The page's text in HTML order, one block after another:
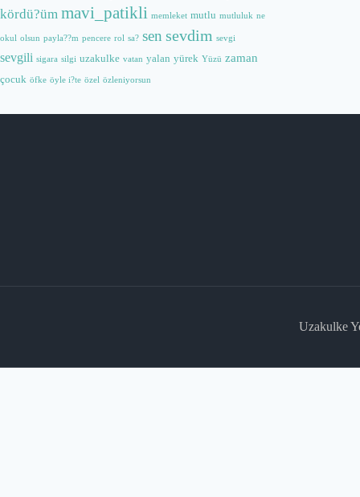
kördü?üm mavi_patikli memleket mutlu mutluluk ne
okul olsun payla??m pencere rol sa? sen sevdim sevgi
sevgili sigara silgi uzakulke vatan yalan yürek Yüzü zaman
çocuk öfke öyle i?te özel özleniyorsun
Uzakulke